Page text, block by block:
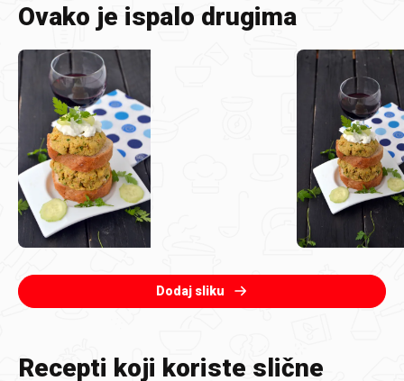
Ovako je ispalo drugima
Dodaj sliku
Recepti koji koriste slične